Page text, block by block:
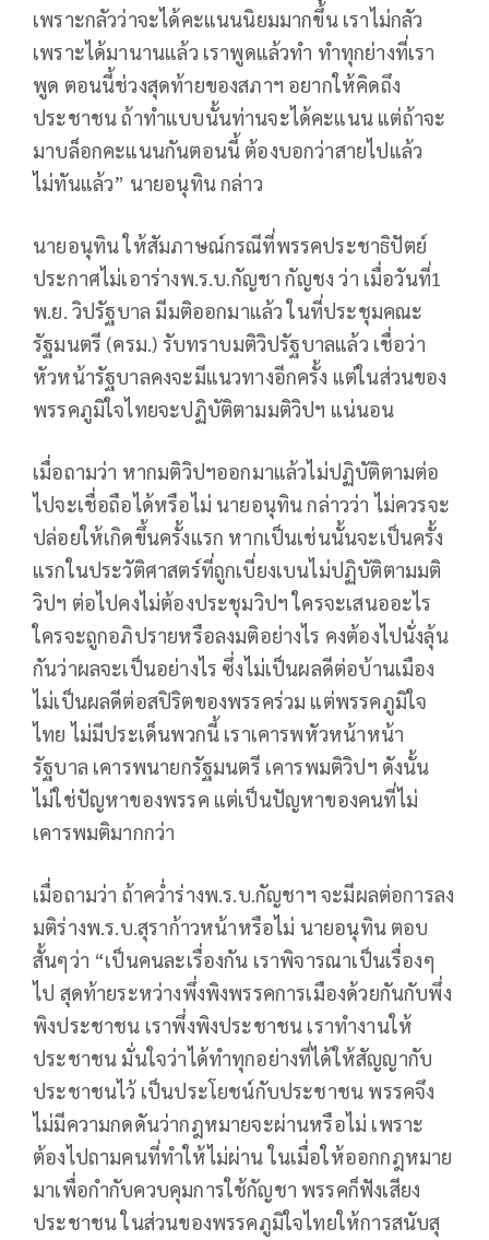
เพราะกลัวว่าจะได้คะแนนนิยมมากขึ้น เราไม่กลัว
เพราะได้มานานแล้ว เราพูดแล้วทำ ทำทุกย่างที่เรา
พูด ตอนนี้ช่วงสุดท้ายของสภาฯ อยากให้คิดถึง
ประชาชน ถ้าทำแบบนั้นท่านจะได้คะแนน แต่ถ้าจะ
มาบล็อกคะแนนกันตอนนี้ ต้องบอกว่าสายไปแล้ว
ไม่ทันแล้ว” นายอนุทิน กล่าว
นายอนุทิน ให้สัมภาษณ์กรณีที่พรรคประชาธิปัตย์
ประกาศไม่เอาร่างพ.ร.บ.กัญชา กัญชง ว่า เมื่อวันที่1
พ.ย. วิปรัฐบาล มีมติออกมาแล้ว ในที่ประชุมคณะ
รัฐมนตรี (ครม.) รับทราบมติวิปรัฐบาลแล้ว เชื่อว่า
หัวหน้ารัฐบาลคงจะมีแนวทางอีกครั้ง แต่ในส่วนของ
พรรคภูมิใจไทยจะปฏิบัติตามมติวิปฯ แน่นอน
เมื่อถามว่า หากมติวิปฯออกมาแล้วไม่ปฏิบัติตามต่อ
ไปจะเชื่อถือได้หรือไม่ นายอนุทิน กล่าวว่า ไม่ควรจะ
ปล่อยให้เกิดขึ้นครั้งแรก หากเป็นเช่นนั้นจะเป็นครั้ง
แรกในประวัติศาสตร์ที่ถูกเบี่ยงเบนไม่ปฏิบัติตามมติ
วิปฯ ต่อไปคงไม่ต้องประชุมวิปฯ ใครจะเสนออะไร
ใครจะถูกอภิปรายหรือลงมติอย่างไร คงต้องไปนั่งลุ้น
กันว่าผลจะเป็นอย่างไร ซึ่งไม่เป็นผลดีต่อบ้านเมือง
ไม่เป็นผลดีต่อสปิริตของพรรคร่วม แต่พรรคภูมิใจ
ไทย ไม่มีประเด็นพวกนี้ เราเคารพหัวหน้าหน้า
รัฐบาล เคารพนายกรัฐมนตรี เคารพมติวิปฯ ดังนั้น
ไม่ใช่ปัญหาของพรรค แต่เป็นปัญหาของคนที่ไม่
เคารพมติมากกว่า
เมื่อถามว่า ถ้าคว่ำร่างพ.ร.บ.กัญชาฯ จะมีผลต่อการลง
มติร่างพ.ร.บ.สุราก้าวหน้าหรือไม่ นายอนุทิน ตอบ
สั้นๆว่า “เป็นคนละเรื่องกัน เราพิจารณาเป็นเรื่องๆ
ไป สุดท้ายระหว่างพึ่งพิงพรรคการเมืองด้วยกันกับพึ่ง
พิงประชาชน เราพึ่งพิงประชาชน เราทำงานให้
ประชาชน มั่นใจว่าได้ทำทุกอย่างที่ได้ให้สัญญากับ
ประชาชนไว้ เป็นประโยชน์กับประชาชน พรรคจึง
ไม่มีความกดดันว่ากฎหมายจะผ่านหรือไม่ เพราะ
ต้องไปถามคนที่ทำให้ไม่ผ่าน ในเมื่อให้ออกกฎหมาย
มาเพื่อกำกับควบคุมการใช้กัญชา พรรคก็ฟังเสียง
ประชาชน ในส่วนของพรรคภูมิใจไทยให้การสนับสุ